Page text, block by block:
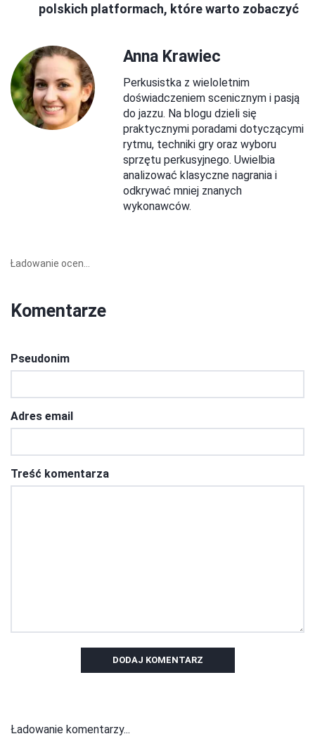
polskich platformach, które warto zobaczyć
Anna Krawiec
Perkusistka z wieloletnim
doświadczeniem scenicznym i pasją
do jazzu. Na blogu dzieli się
praktycznymi poradami dotyczącymi
rytmu, techniki gry oraz wyboru
sprzętu perkusyjnego. Uwielbia
analizować klasyczne nagrania i
odkrywać mniej znanych
wykonawców.
Ładowanie ocen...
Komentarze
Pseudonim
Adres email
Treść komentarza
DODAJ KOMENTARZ
Ładowanie komentarzy...